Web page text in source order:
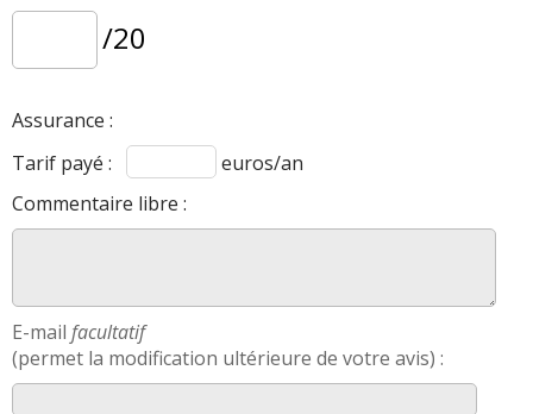
/20
Assurance :
Tarif payé :
euros/an
Commentaire libre :
E-mail facultatif
(permet la modification ultérieure de votre avis) :